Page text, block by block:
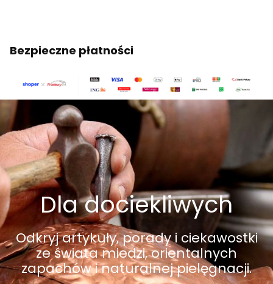
Bezpieczne płatności
Dla dociekliwych
Odkryj artykuły, porady i ciekawostki
ze świata miedzi, orientalnych
zapachów i naturalnej pielęgnacji.